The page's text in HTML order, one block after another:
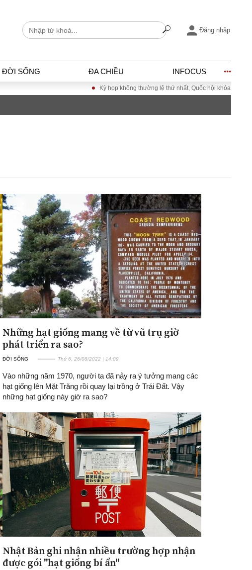
Đăng nhập
ĐỜI SỐNG ĐA CHIỀU INFOCUS
Giao thông – Đô thị
Đăng ký tin tức mới
Kỳ họp không thường lệ thứ nhất, Quốc hội khóa XVI Đưa
Những hạt giống mang về từ vũ trụ giờ
phát triển ra sao?
ĐỜI SỐNG Thứ 6, 26/08/2022 | 14:09
Vào những năm 1970, người ta đã nảy ra ý tưởng mang các
hạt giống lên Mặt Trăng rồi quay lại trồng ở Trái Đất. Vậy
những hạt giống này giờ ra sao?
Nhật Bản ghi nhận nhiều trường hợp nhận
được gói "hạt giống bí ẩn"